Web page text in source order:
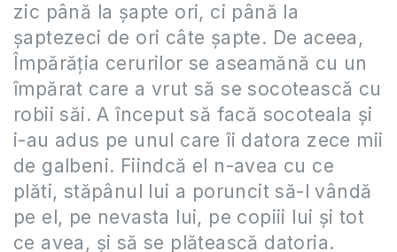
zic până la şapte ori, ci până la
şaptezeci de ori câte şapte. De aceea,
Împărăţia cerurilor se aseamănă cu un
împărat care a vrut să se socotească cu
robii săi. A început să facă socoteala şi
i-au adus pe unul care îi datora zece mii
de galbeni. Fiindcă el n-avea cu ce
plăti, stăpânul lui a poruncit să-l vândă
pe el, pe nevasta lui, pe copiii lui şi tot
ce avea, şi să se plătească datoria.